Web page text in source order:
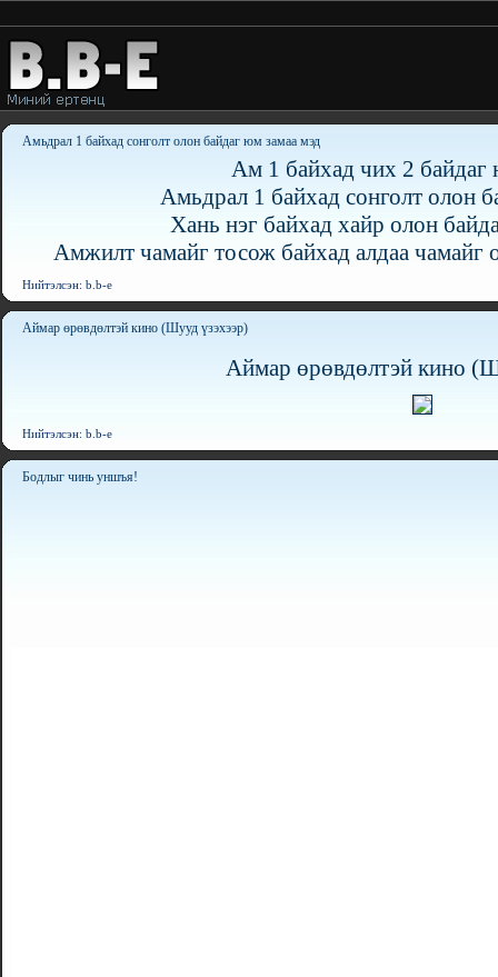
Амьдрал 1 байхад сонголт олон байдаг юм замаа мэд
Ам 1 байхад чих 2 байдаг
Амьдрал 1 байхад сонголт олон
Хань нэг байхад хайр олон
Амжилт чамайг тосож байхад алдаа
Нийтэлсэн: b.b-e
Аймар өрөвдөлтэй кино (Шууд үзэхээр)
Аймар өрөвдөлтэй кино
Нийтэлсэн: b.b-e
Бодлыг чинь уншъя!